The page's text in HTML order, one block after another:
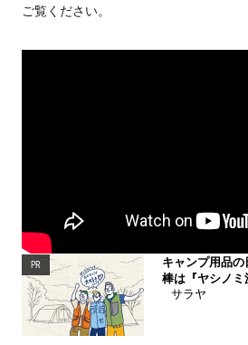
ご覧ください。
PR
キャンプ用品
棒は『ヤシノミ
サラヤ